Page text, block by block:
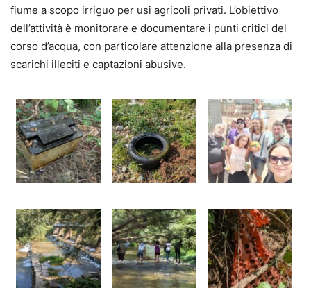
fiume a scopo irriguo per usi agricoli privati. L’obiettivo
dell’attività è monitorare e documentare i punti critici del
corso d’acqua, con particolare attenzione alla presenza di
scarichi illeciti e captazioni abusive.